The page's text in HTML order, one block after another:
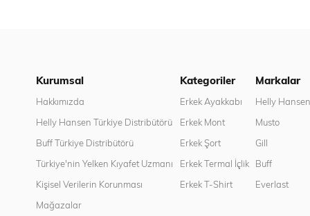
Kurumsal
Hakkımızda
Helly Hansen Türkiye Distribütörü
Buff Türkiye Distribütörü
Türkiye'nin Yelken Kıyafet Uzmanı
Kişisel Verilerin Korunması
Mağazalar
Kategoriler
Erkek Ayakkabı
Erkek Mont
Erkek Şort
Erkek Termal İçlik
Erkek T-Shirt
Markalar
Helly Hansen
Musto
Gill
Buff
Everlast